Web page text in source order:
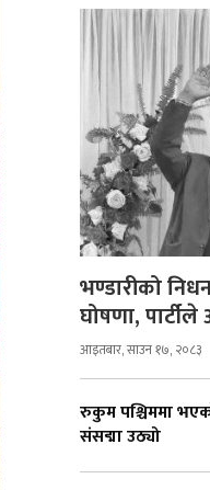
भण्डारीको
घोषणा,
आइतबार, साउन १७, २०८३
रुकुम पश्चिममा
संसद्मा उठ्यो